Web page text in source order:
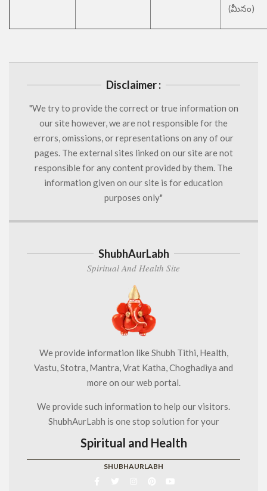
(మీనం)
Disclaimer :
"We try to provide the correct or true information on
our site however, we are not responsible for the
errors, omissions, or representations on any of our
pages. The external sites linked on our site are not
responsible for any content provided by them. The
information given on our site is for education
purposes only"
ShubhAurLabh
Spiritual And Health Site
We provide information like Shubh Tithi, Health,
Vastu, Stotra, Mantra, Vrat Katha, Choghadiya and
more on our web portal.
We provide such information to help our visitors.
ShubhAurLabh is one stop solution for your
Spiritual and Health
SHUBHAURLABH